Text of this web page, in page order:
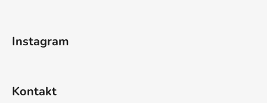
Instagram
Kontakt